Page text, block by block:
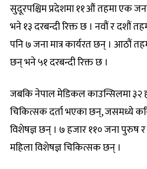
सुदूरपश्चिम प्रदेशमा ११औं तहमा एक
भने १३ दरबन्दी रिक्त छ । नवौं र दशौं
पनि ७ जना मात्र कार्यरत छन् । आठौं
छन् भने ५१ दरबन्दी रिक्त छ ।
जबकि नेपाल मेडिकल काउन्सिलमा ३२
चिकित्सक दर्ता भएका छन्, जसमध्ये
विशेषज्ञ छन् । ७ हजार ११० जना पुरुष
महिला विशेषज्ञ चिकित्सक छन् ।